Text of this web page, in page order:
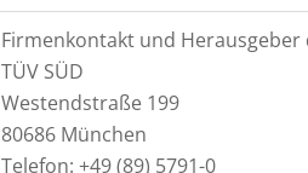
Firmenkontakt und Herausgeber
TÜV SÜD
Westendstraße 199
80686 München
Telefon: +49 (89) 5791-0